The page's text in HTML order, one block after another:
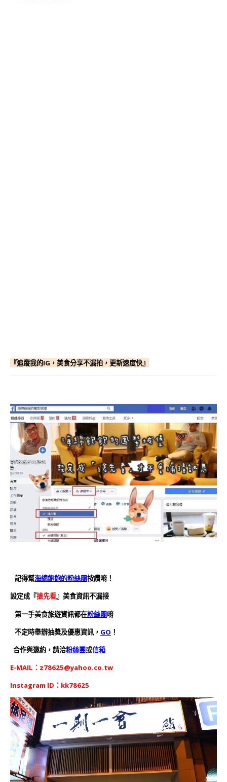
『追蹤我的IG，美食分享不漏拍，更新速度快』
記得幫海綿飽飽的粉絲團按讚唷！
設定成『搶先看』美食資訊不漏接
第一手美食旅遊資訊都在粉絲團唷
不定時舉辦抽獎及優惠資訊， GO ！
合作與邀約，請洽粉絲團或信箱
E-MAIL： z78625@yahoo.co.tw
Instagram ID：kk78625